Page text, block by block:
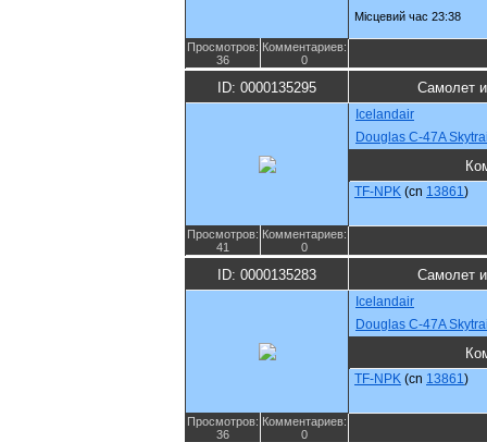
Місцевий час 23:38
Просмотров:
36
Комментариев:
0
ID: 0000135295 Самолет
Icelandair
Douglas C-47A
TF-NPK (cn 13861)
Просмотров:
41
Комментариев:
0
ID: 0000135283 Самолет
Icelandair
Douglas C-47A
TF-NPK (cn 13861)
Просмотров:
36
Комментариев:
0